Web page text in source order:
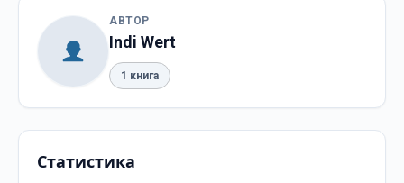
АВТОР
Indi Wert
1 книга
Статистика